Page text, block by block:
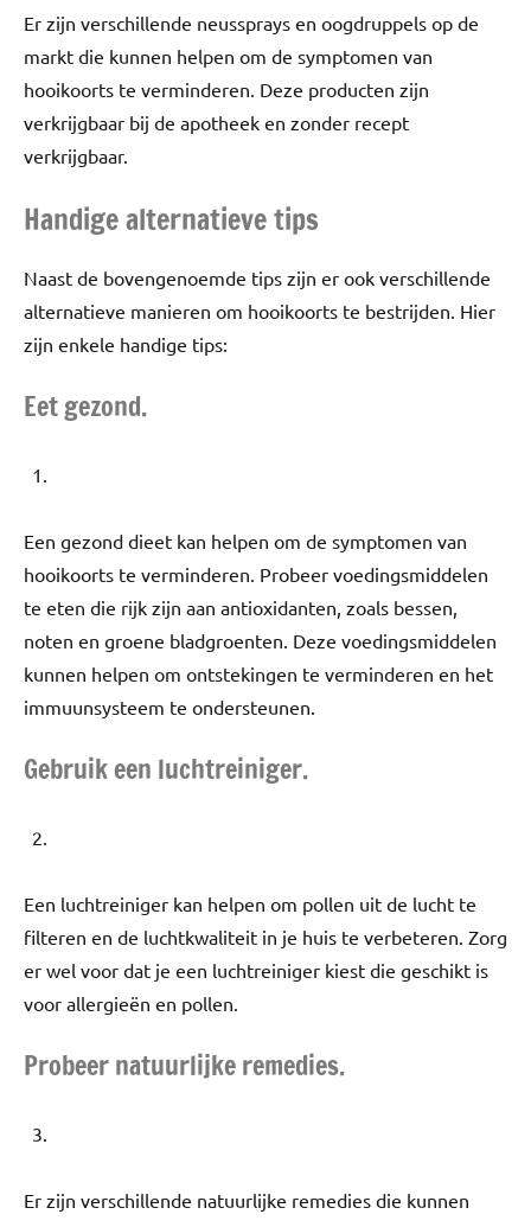
Er zijn verschillende neussprays en oogdruppels op de
markt die kunnen helpen om de symptomen van
hooikoorts te verminderen. Deze producten zijn
verkrijgbaar bij de apotheek en zonder recept
verkrijgbaar.
Handige alternatieve tips
Naast de bovengenoemde tips zijn er ook verschillende
alternatieve manieren om hooikoorts te bestrijden. Hier
zijn enkele handige tips:
Eet gezond.
Een gezond dieet kan helpen om de symptomen van
hooikoorts te verminderen. Probeer voedingsmiddelen
te eten die rijk zijn aan antioxidanten, zoals bessen,
noten en groene bladgroenten. Deze voedingsmiddelen
kunnen helpen om ontstekingen te verminderen en het
immuunsysteem te ondersteunen.
Gebruik een luchtreiniger.
Een luchtreiniger kan helpen om pollen uit de lucht te
filteren en de luchtkwaliteit in je huis te verbeteren. Zorg
er wel voor dat je een luchtreiniger kiest die geschikt is
voor allergieën en pollen.
Probeer natuurlijke remedies.
Er zijn verschillende natuurlijke remedies die kunnen